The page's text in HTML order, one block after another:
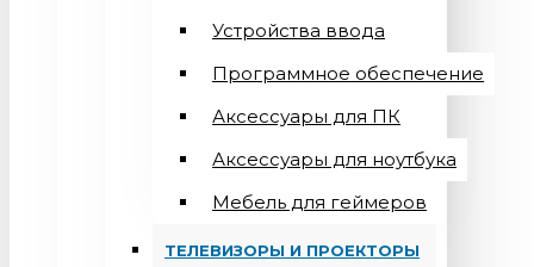
Устройства ввода
Программное обеспечение
Аксессуары для ПК
Аксессуары для ноутбука
Мебель для геймеров
ТЕЛЕВИЗОРЫ И ПРОЕКТОРЫ